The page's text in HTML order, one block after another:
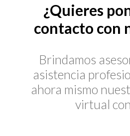
¿Quieres
contacto con
Brindamos
asistencia
ahora mismo
virtual